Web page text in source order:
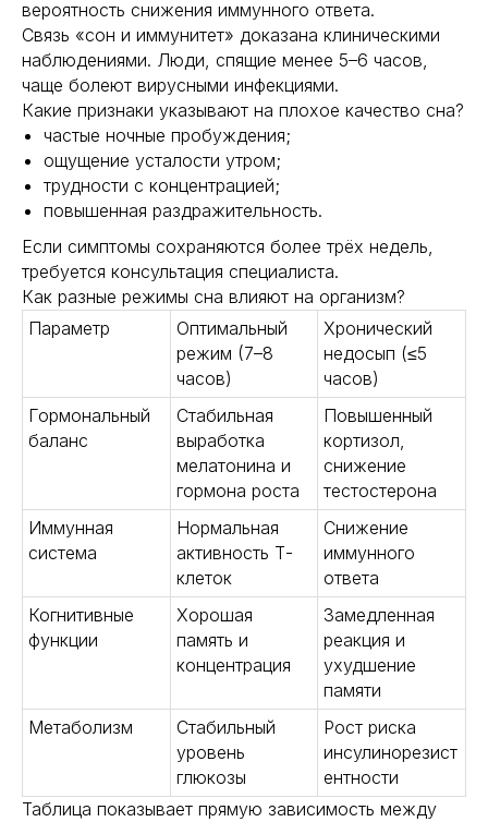
вероятность снижения иммунного ответа.
Связь «сон и иммунитет» доказана клиническими
наблюдениями. Люди, спящие менее 5–6 часов,
чаще болеют вирусными инфекциями.
Какие признаки указывают на плохое качество сна?
частые ночные пробуждения;
ощущение усталости утром;
трудности с концентрацией;
повышенная раздражительность.
Если симптомы сохраняются более трёх недель,
требуется консультация специалиста.
Как разные режимы сна влияют на организм?
Параметр
Оптимальный
режим (7–8
часов)
Хронический
недосып (≤5
часов)
Гормональный
баланс
Стабильная
выработка
мелатонина и
гормона роста
Повышенный
кортизол,
снижение
тестостерона
Иммунная
система
Нормальная
активность Т-
клеток
Снижение
иммунного
ответа
Когнитивные
функции
Хорошая
память и
концентрация
Замедленная
реакция и
ухудшение
памяти
Метаболизм
Стабильный
уровень
глюкозы
Рост риска
инсулинорезист
ентности
Таблица показывает прямую зависимость между